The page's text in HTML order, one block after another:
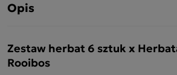
Opis
Zestaw herbat 6 sztuk x
Rooibos